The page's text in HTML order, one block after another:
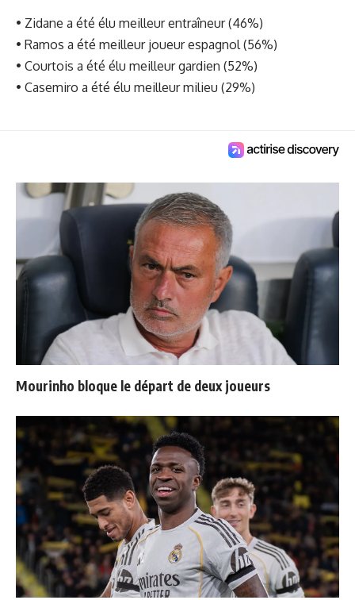
• Zidane a été élu meilleur entraîneur (46%)
• Ramos a été meilleur joueur espagnol (56%)
• Courtois a été élu meilleur gardien (52%)
• Casemiro a été élu meilleur milieu (29%)
Mourinho bloque le départ de deux joueurs